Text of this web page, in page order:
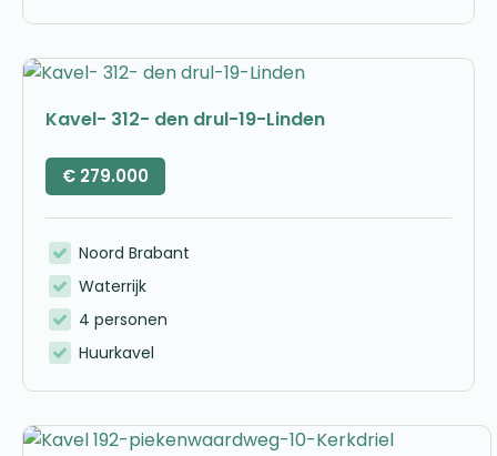
Kavel- 312- den drul-19-Linden
€ 279.000
Noord Brabant
Waterrijk
4 personen
Huurkavel